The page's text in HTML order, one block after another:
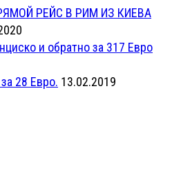
РЕЙС В РИМ ИЗ КИЕВА
и обратно за 317 Евро
28 Евро. 13.02.2019